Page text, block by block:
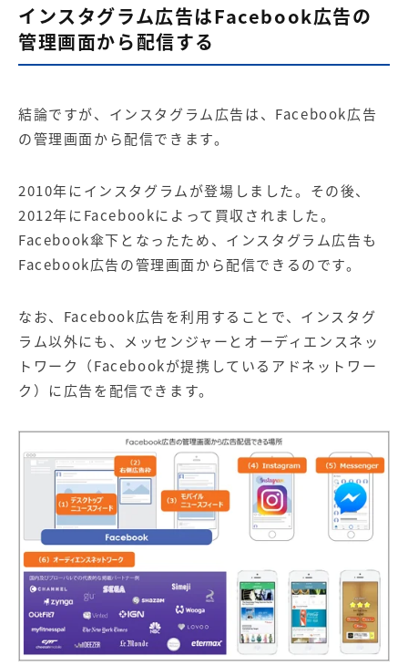
インスタグラム広告はFacebook広告の
管理画面から配信する
結論ですが、インスタグラム広告は、 Facebook広告
の管理画面から配信できます。
2010年にインスタグラムが登場しました。その後、
2012年にFacebookによって買収されました。
Facebook傘下となったため、インスタグラム広告も
Facebook広告の管理画面から配信できるのです。
なお、Facebook広告を利用することで、インスタグ
ラム以外にも、メッセンジャーとオーディエンスネッ
トワーク（Facebookが提携しているアドネットワー
ク）に広告を配信できます。